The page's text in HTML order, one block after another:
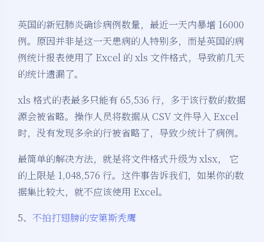
英国的新冠肺炎确诊病例数量，最近一天内暴增 16000
例。原因并非是这一天患病的人特别多，而是英国的病
例统计报表使用了 Excel 的 xls 文件格式，导致前几天
的统计遗漏了。
xls 格式的表最多只能有 65,536 行，多于该行数的数据
源会被省略。操作人员将数据从 CSV 文件导入 Excel
时，没有发现多余的行被省略了，导致少统计了病例。
最简单的解决方法，就是将文件格式升级为 xlsx， 它
的上限是 1,048,576 行。这件事告诉我们，如果你的数
据集比较大，就不应该使用 Excel。
5、 不拍打翅膀的安第斯秃鹰